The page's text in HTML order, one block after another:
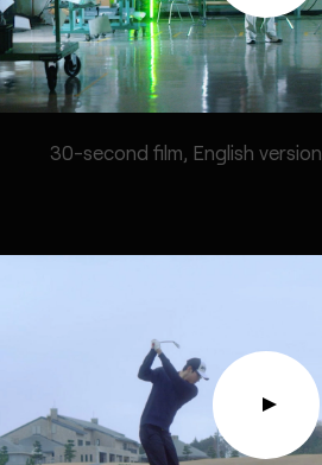
30-second film, English version